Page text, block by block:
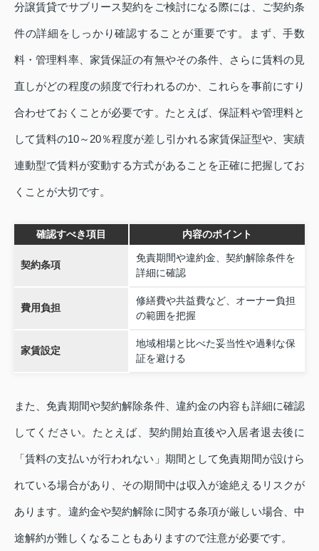
分譲賃貸でサブリース契約をご検討になる際には、ご契約条
件の詳細をしっかり確認することが重要です。まず、手数
料・管理料率、家賃保証の有無やその条件、さらに賃料の見
直しがどの程度の頻度で行われるのか、これらを事前にすり
合わせておくことが必要です。たとえば、保証料や管理料と
して賃料の10～20％程度が差し引かれる家賃保証型や、実績
連動型で賃料が変動する方式があることを正確に把握してお
くことが大切です。
確認すべき項目 内容のポイント
契約条項
免責期間や違約金、契約解除条件を
詳細に確認
費用負担
修繕費や共益費など、オーナー負担
の範囲を把握
家賃設定
地域相場と比べた妥当性や過剰な保
証を避ける
また、免責期間や契約解除条件、違約金の内容も詳細に確認
してください。たとえば、契約開始直後や入居者退去後に
「賃料の支払いが行われない」期間として免責期間が設けら
れている場合があり、その期間中は収入が途絶えるリスクが
あります。違約金や契約解除に関する条項が厳しい場合、中
途解約が難しくなることもありますので注意が必要です。